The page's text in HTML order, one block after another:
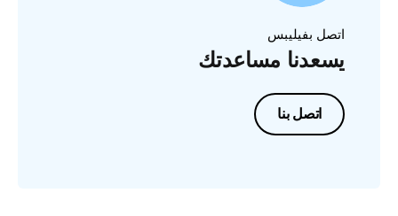
اتصل بفيليبس
يسعدنا مساعدتك
اتصل بنا